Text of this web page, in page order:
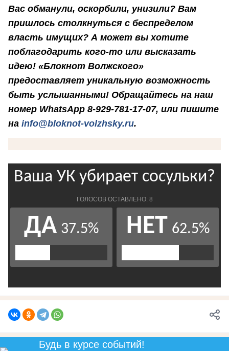
Вас обманули, оскорбили, унизили? Вам
пришлось столкнуться с беспределом
власть имущих? А может вы хотите
поблагодарить кого-то или высказать
идею! «Блокнот Волжского»
предоставляет уникальную возможность
быть услышанными! Обращайтесь на наш
номер WhatsApp 8-929-781-17-07, или пишите
на info@bloknot-volzhsky.ru.
Будь в курсе событий!